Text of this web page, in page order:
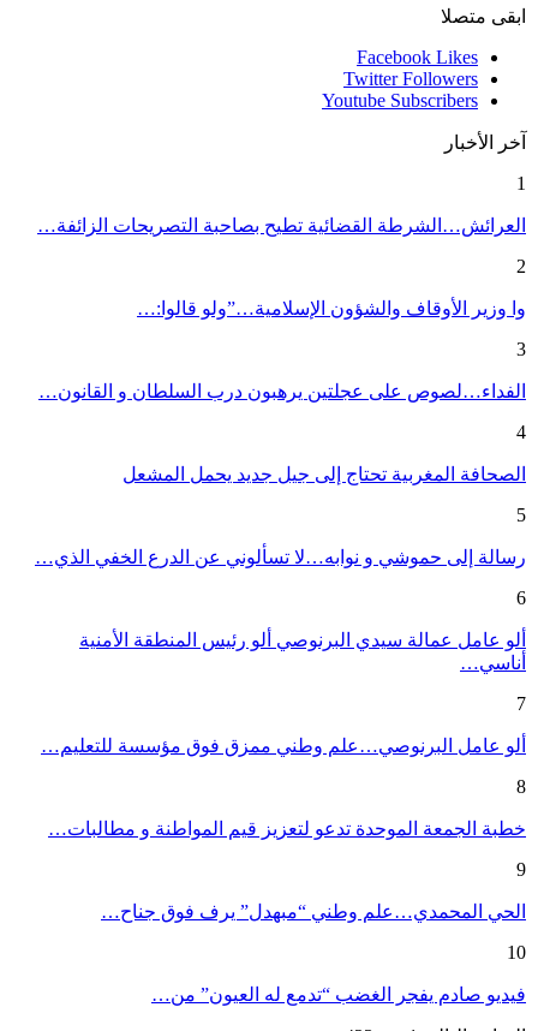
ابقى متصلا
Facebook Likes
Twitter Followers
Youtube Subscribers
آخر الأخبار
1
العرائش…الشرطة القضائية تطيح بصاحبة التصريحات الزائفة…
2
وا وزير الأوقاف والشؤون الإسلامية…”ولو قالوا:…
3
الفداء…لصوص على عجلتين يرهبون درب السلطان و القانون…
4
الصحافة المغربية تحتاج إلى جيل جديد يحمل المشعل
5
رسالة إلى حموشي و نوابه…لا تسألوني عن الدرع الخفي الذي…
6
ألو عامل عمالة سيدي البرنوصي ألو رئيس المنطقة الأمنية
أناسي…
7
ألو عامل البرنوصي…علم وطني ممزق فوق مؤسسة للتعليم…
8
خطبة الجمعة الموحدة تدعو لتعزيز قيم المواطنة و مطالبات…
9
الحي المحمدي…علم وطني “مبهدل” يرف فوق جناح…
10
فيديو صادم يفجر الغضب “تدمع له العيون” من…